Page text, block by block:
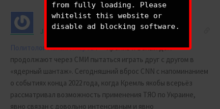
from fully loading. Please
whitelist this website or
disable ad blocking software.
Justin
Политолог Максим Жаров: — Кремль и Белый дом
продолжают через СМИ пытаться играть друг с другом в
«ядерный шантаж». Сегодняшний вброс CNN с напоминанием
о событиях конца 2022 года, когда Кремль якобы всерьёз
рассматривал возможность применения ТЯО по Украине,
явно связан с довольно интенсивным и явно